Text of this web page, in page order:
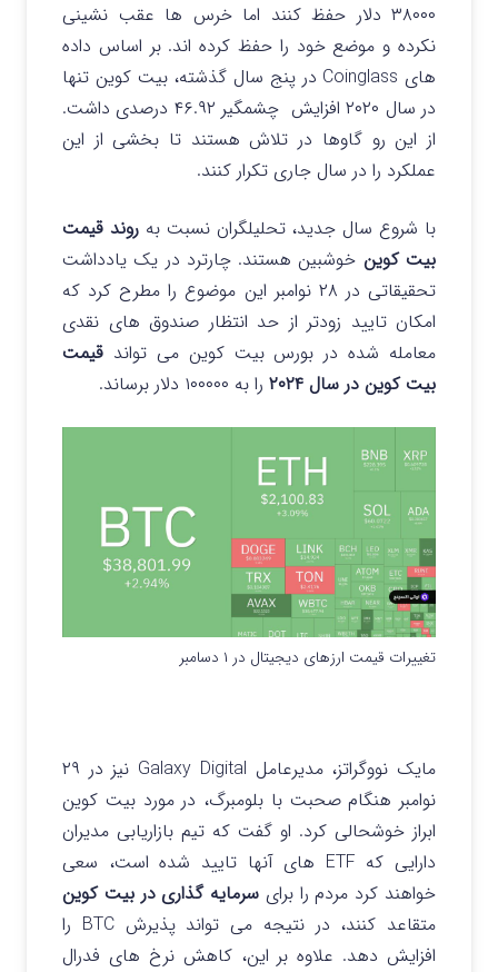
۳۸۰۰۰ دلار حفظ کنند اما خرس ها عقب نشینی
نکرده و موضع خود را حفظ کرده اند.بر اساس داده
های Coinglass در پنج سال گذشته، بیت کوین تنها
در سال ۲۰۲۰ افزایش چشمگیر ۴۶.۹۲ درصدی داشت.
از این رو گاوها در تلاش هستند تا بخشی از این
عملکرد را در سال جاری تکرار کنند.
با شروع سال جدید، تحلیلگران نسبت بهروند قیمت
بیت کوین خوشبین هستند.چارترد در یک یادداشت
تحقیقاتی در ۲۸ نوامبر این موضوع را مطرح کرد که
امکان تایید زودتر از حد انتظار صندوق های نقدی
معامله شده در بورس بیت کوین می تواند قیمت
بیت کوین در سال ۲۰۲۴
را به ۱۰۰۰۰۰ دلار برساند.
تغییرات قیمت ارزهای دیجیتال در ۱ دسامبر
مایک نووگراتز، مدیرعامل Galaxy Digital نیز در ۲۹
نوامبر هنگام صحبت با بلومبرگ، در مورد بیت کوین
ابراز خوشحالی کرد. او گفت که تیم بازاریابی مدیران
دارایی که ETF های آنها تایید شده است، سعی
خواهند کرد مردم را برای سرمایه گذاری در بیت کوین
متقاعد کنند، در نتیجه می تواند پذیرش BTC را
افزایش دهد. علاوه بر این، کاهش نرخ های فدرال